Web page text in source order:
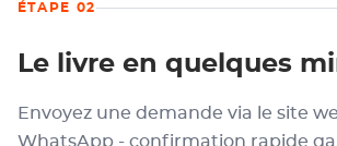
ÉTAPE 02
Le livre en quelques
Envoyez une demande via le site
WhatsApp - confirmation rapide